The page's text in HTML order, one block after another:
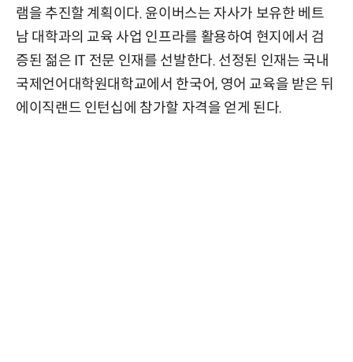
램을 추진할 계획이다. 윤이버스는 자사가 보유한 베트
남 대학과의 교육 사업 인프라를 활용하여 현지에서 검
증된 젊은 IT 전문 인재를 선발한다. 선정된 인재는 국내
국제언어대학원대학교에서 한국어, 영어 교육을 받은 뒤
에이직랜드 인턴십에 참가할 자격을 얻게 된다.